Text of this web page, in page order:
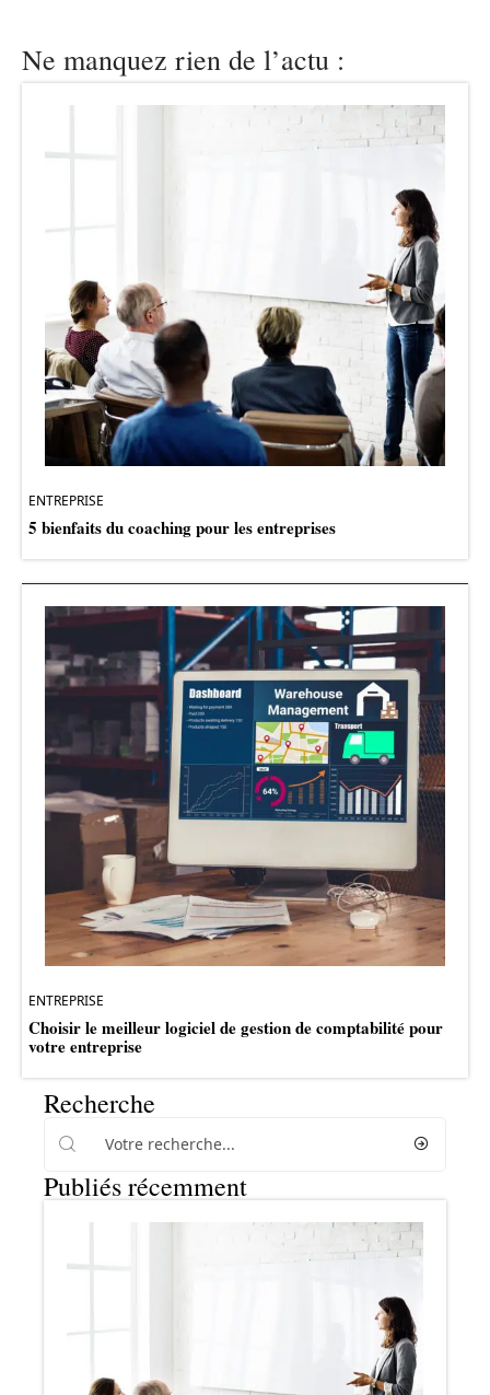
Ne manquez rien de l’actu :
ENTREPRISE
5 bienfaits du coaching pour les entreprises
ENTREPRISE
Choisir le meilleur logiciel de gestion de comptabilité pour
votre entreprise
Recherche
Publiés récemment